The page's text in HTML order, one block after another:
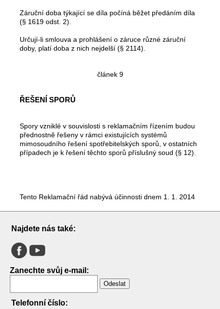
Záruční doba týkající se díla počíná běžet předáním díla
(§ 1619 odst. 2).
Určují-li smlouva a prohlášení o záruce různé záruční
doby, platí doba z nich nejdelší (§ 2114).
článek 9
ŘEŠENÍ SPORŮ
Spory vzniklé v souvislosti s reklamačním řízením budou
přednostně řešeny v rámci existujících systémů
mimosoudního řešení spotřebitelských sporů, v ostatních
případech je k řešení těchto sporů příslušný soud (§ 12).
Tento Reklamační řád nabývá účinnosti dnem 1. 1. 2014
Najdete nás také:
Zanechte svůj e-mail:
Odeslat
Telefonní číslo: